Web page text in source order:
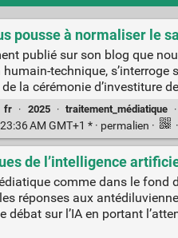
pousse à normaliser le
publié sur son blog que
humain-technique,
la cérémonie d’investiture
fr · 2025 · traitement_médiatique ·
AM GMT+1 * · permalien · ·
de l’intelligence
comme dans le fond
réponses aux
débat sur l’IA en portant